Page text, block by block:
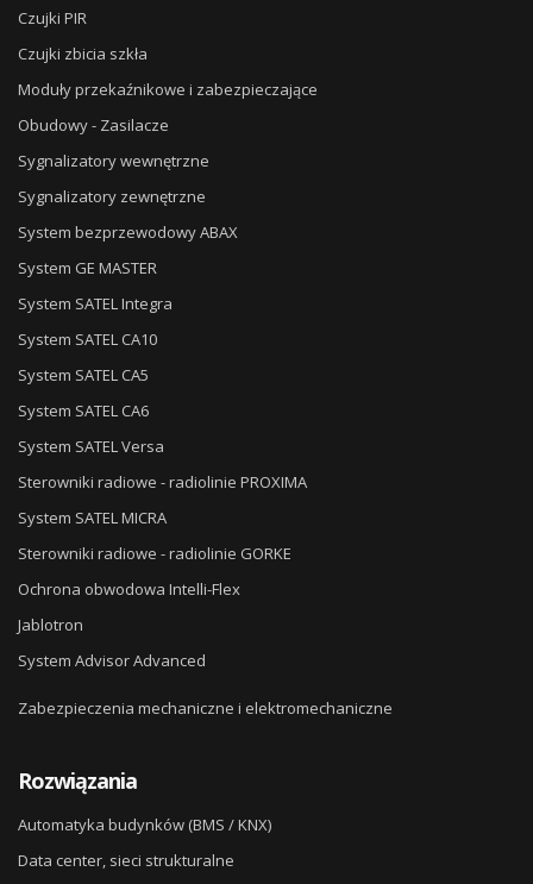
Czujki PIR
Czujki zbicia szkła
Moduły przekaźnikowe i zabezpieczające
Obudowy - Zasilacze
Sygnalizatory wewnętrzne
Sygnalizatory zewnętrzne
System bezprzewodowy ABAX
System GE MASTER
System SATEL Integra
System SATEL CA10
System SATEL CA5
System SATEL CA6
System SATEL Versa
Sterowniki radiowe - radiolinie PROXIMA
System SATEL MICRA
Sterowniki radiowe - radiolinie GORKE
Ochrona obwodowa Intelli-Flex
Jablotron
System Advisor Advanced
Zabezpieczenia mechaniczne i elektromechaniczne
Rozwiązania
Automatyka budynków (BMS / KNX)
Data center, sieci strukturalne